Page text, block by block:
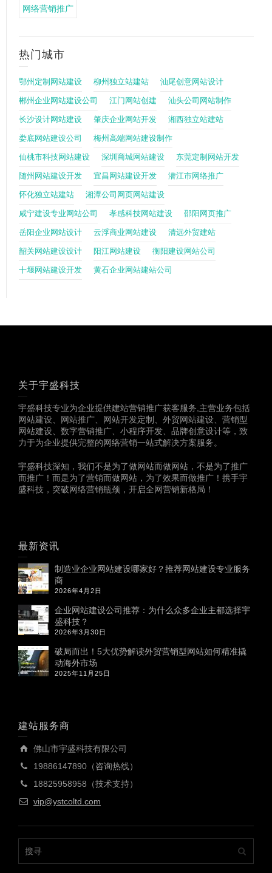
网络营销推广
热门城市
鄂州定制网站建设 柳州独立站建站 汕尾创意网站设计
郴州企业网站建设公司 江门网站创建 汕头公司网站制作
长沙设计网站建设 肇庆企业网站开发 湘西独立站建站
娄底网站建设公司 梅州高端网站建设制作
仙桃市科技网站建设 深圳商城网站建设 东莞定制网站开发
随州网站建设开发 宜昌网站建设开发 潜江市网络推广
怀化独立站建站 湘潭公司网页网站建设
咸宁建设专业网站公司 孝感科技网站建设 邵阳网页推广
岳阳企业网站设计 云浮商业网站建设 清远外贸建站
韶关网站建设设计 阳江网站建设 衡阳建设网站公司
十堰网站建设开发 黄石企业网站建站公司
关于宇盛科技
宇盛科技专业为企业提供建站营销推广获客服务,主营业务包括
网站建设、网站推广、网站开发定制、外贸网站建设、营销型
网站建设、数字营销推广、小程序开发、品牌创意设计等，致
力于为企业提供完整的网络营销一站式解决方案服务。
宇盛科技深知，我们不是为了做网站而做网站，不是为了推广
而推广！而是为了营销而做网站，为了效果而做推广！携手宇
盛科技，突破网络营销瓶颈，开启全网营销新格局！
最新资讯
制造业企业网站建设哪家好？推荐网站建设专业服务
商
2026年4月2日
企业网站建设公司推荐：为什么众多企业主都选择宇
盛科技？
2026年3月30日
破局而出！5大优势解读外贸营销型网站如何精准撬
动海外市场
2025年11月25日
建站服务商
佛山市宇盛科技有限公司
19886147890（咨询热线）
18825958958（技术支持）
vip@ystcoltd.com